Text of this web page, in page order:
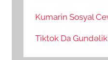
Kumarin Sosyal
Tiktok Da